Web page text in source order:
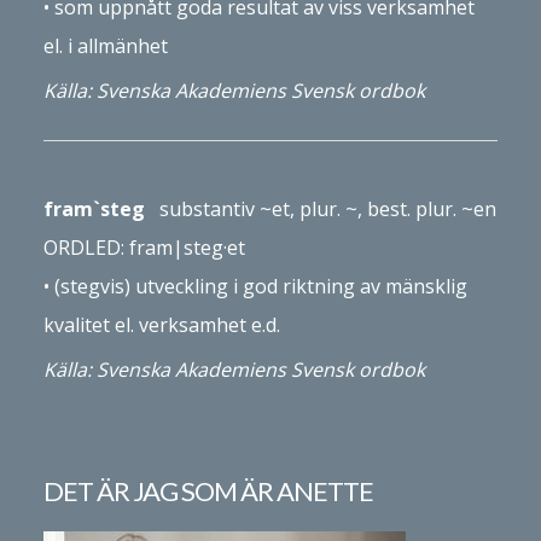
• som upp­nått goda resultatav viss verksamhet
el. i all­mänhet
Källa: Svenska Akademiens Svensk ordbok
fram`steg substantiv ~et, plur. ~, best. plur. ~en
ORDLED: fram|­steg·et
• (stegvis) ut­veckling i god riktning av mänsklig
kvalitet el. verksamhet e.d.
Källa: Svenska Akademiens Svensk ordbok
DET ÄR JAG SOM ÄR ANETTE